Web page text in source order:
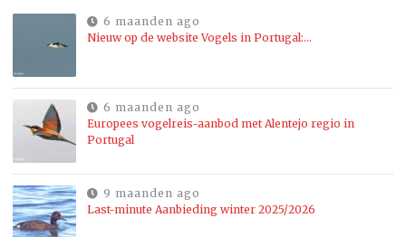
6 maanden ago
Nieuw op de website Vogels in Portugal:…
6 maanden ago
Europees vogelreis-aanbod met Alentejo regio in
Portugal
9 maanden ago
Last-minute Aanbieding winter 2025/2026